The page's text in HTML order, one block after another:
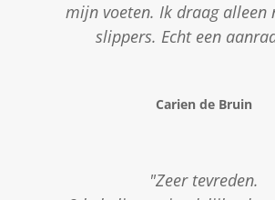
mijn voeten. Ik draag alleen
slippers. Echt een
Carien de Bruin
"Zeer tevreden.